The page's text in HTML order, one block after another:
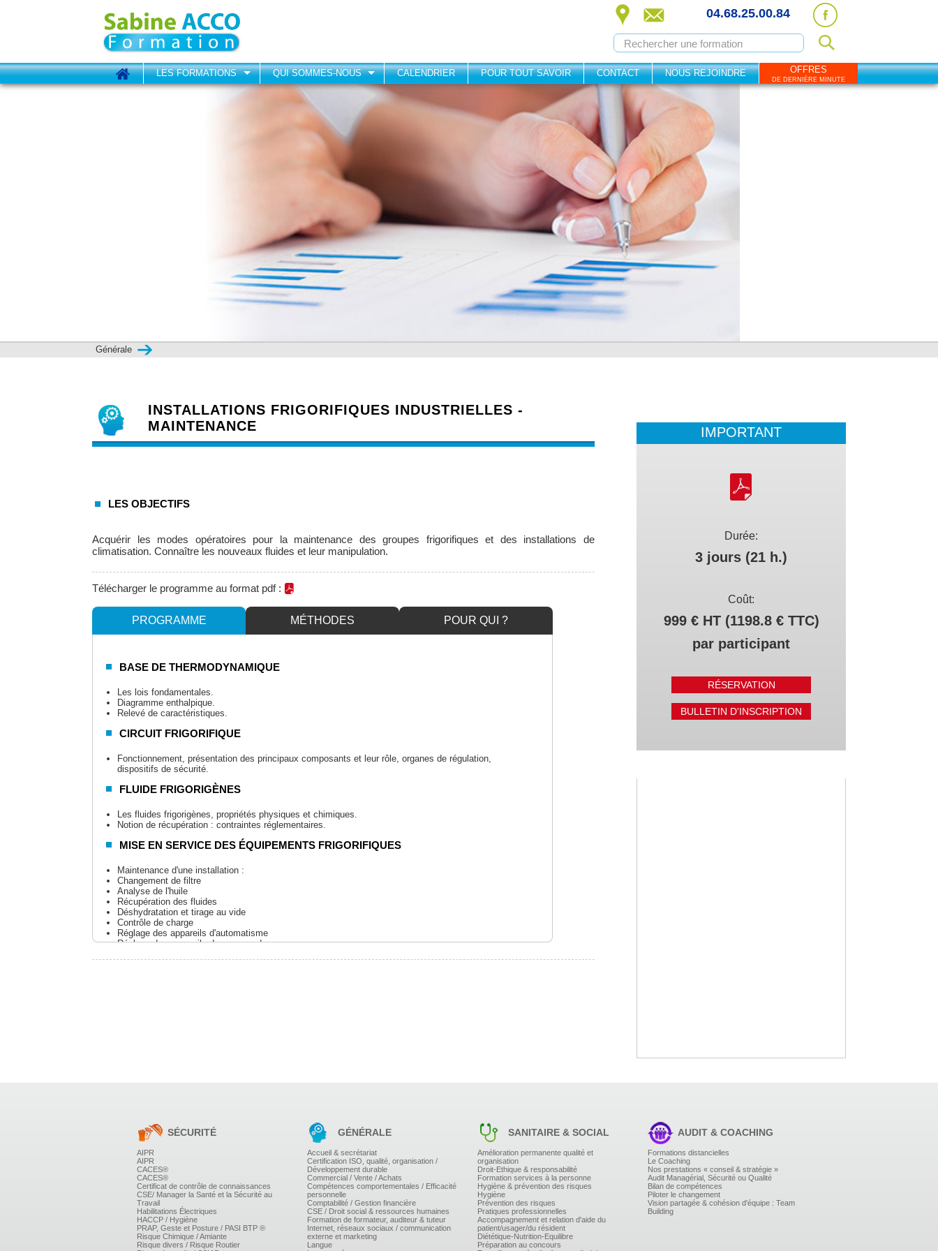
04.68.25.00.84
LES FORMATIONS QUI SOMMES-NOUS CALENDRIER POUR TOUT SAVOIR CONTACT NOUS REJOINDRE OFFRES
DE DERNIÈRE MINUTE
Générale
IMPORTANT
Durée:
3 jours (21 h.)
Coût:
999 € HT (1198.8 € TTC)
par participant
RÉSERVATION
BULLETIN D'INSCRIPTION
INSTALLATIONS FRIGORIFIQUES INDUSTRIELLES -
MAINTENANCE
LES OBJECTIFS
Acquérir les modes opératoires pour la maintenance des groupes frigorifiques et des installations de
climatisation. Connaître les nouveaux fluides et leur manipulation.
Télécharger le programme au format pdf :
PROGRAMME MÉTHODES POUR QUI ?
BASE DE THERMODYNAMIQUE
Les lois fondamentales.
Diagramme enthalpique.
Relevé de caractéristiques.
CIRCUIT FRIGORIFIQUE
Fonctionnement, présentation des principaux composants et leur rôle, organes de régulation,
dispositifs de sécurité.
FLUIDE FRIGORIGÈNES
Les fluides frigorigènes, propriétés physiques et chimiques.
Notion de récupération : contraintes réglementaires.
MISE EN SERVICE DES ÉQUIPEMENTS FRIGORIFIQUES
Maintenance d'une installation :
Changement de filtre
Analyse de l'huile
Récupération des fluides
Déshydratation et tirage au vide
Contrôle de charge
Réglage des appareils d'automatisme
Réglage des appareils de commande
SÉCURITÉ
AIPR
AIPR
CACES®
CACES®
Certificat de contrôle de connaissances
CSE/ Manager la Santé et la Sécurité au
Travail
Habilitations Électriques
HACCP / Hygiène
PRAP, Geste et Posture / PASI BTP ®
Risque Chimique / Amiante
Risque divers / Risque Routier
GÉNÉRALE
Accueil & secrétariat
Certification ISO, qualité, organisation /
Développement durable
Commercial / Vente / Achats
Compétences comportementales / Efficacité
personnelle
Comptabilité / Gestion financière
CSE / Droit social & ressources humaines
Formation de formateur, auditeur & tuteur
Internet, réseaux sociaux / communication
externe et marketing
Langue
SANITAIRE & SOCIAL
Amélioration permanente qualité et
organisation
Droit-Ethique & responsabilité
Formation services à la personne
Hygiène & prévention des risques
Hygiène
Prévention des risques
Pratiques professionnelles
Accompagnement et relation d'aide du
patient/usager/du résident
Diététique-Nutrition-Equilibre
Préparation au concours
AUDIT & COACHING
Formations distancielles
Le Coaching
Nos prestations « conseil & stratégie »
Audit Managérial, Sécurité ou Qualité
Bilan de compétences
Piloter le changement
Vision partagée & cohésion d'équipe : Team
Building